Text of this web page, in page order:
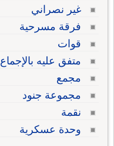
غير نصراني
فرقة مسرحية
قوات
متفق عليه بالإجماع
مجمع
مجموعة جنود
نقمة
وحدة عسكرية